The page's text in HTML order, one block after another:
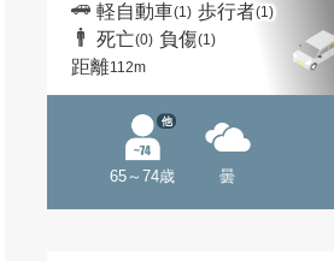
軽自動車(1) 歩行者(1)
死亡(0) 負傷(1)
距離112m
65～74歳
他
曇